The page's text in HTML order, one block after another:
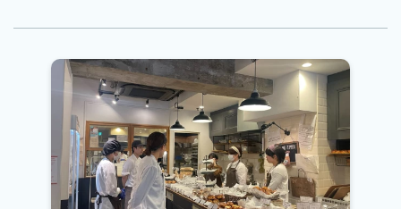
つくっています。
新たなチャレンジとなるお店です。
これまで培ってきたオールスクラッチの製造スタイルや、お店づ
くりの考え方をそのままに、
新しい場所でトラスパレンテらしさを広げていきます。
立ち上げから関われる貴重なタイミング。
「新しいお店を一緒につくっていきたい」という方を歓迎します。